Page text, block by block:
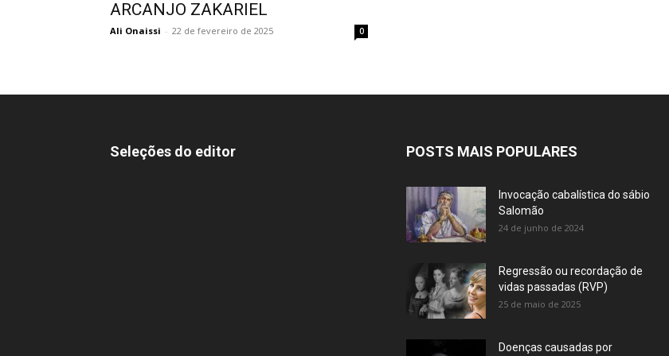
ARCANJO ZAKARIEL
Ali Onaissi - 22 de fevereiro de 2025 0
Seleções do editor POSTS MAIS POPULARES
Invocação cabalística do sábio
Salomão
24 de junho de 2024
Regressão ou recordação de
vidas passadas (RVP)
25 de maio de 2025
Doenças causadas por